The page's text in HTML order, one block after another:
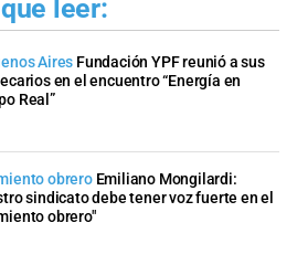
leer:
Aires Fundación YPF reunió a sus
en el encuentro “Energía en
Real”
obrero Emiliano Mongilardi:
sindicato debe tener voz fuerte en el
obrero"